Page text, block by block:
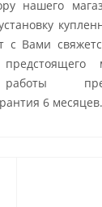
нашего
с Вами
6 месяцев.